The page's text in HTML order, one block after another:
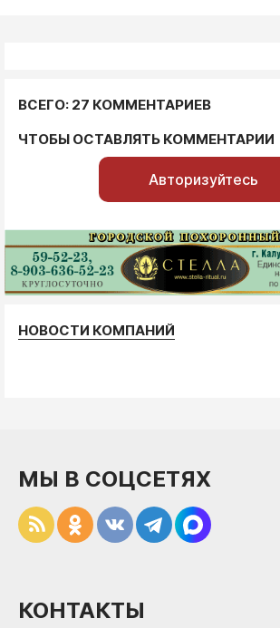
ВСЕГО: 27 КОММЕНТАРИЕВ
ЧТОБЫ ОСТАВЛЯТЬ КОММЕНТАРИИ
Авторизуйтесь
НОВОСТИ КОМПАНИЙ
МЫ В СОЦСЕТЯХ
КОНТАКТЫ